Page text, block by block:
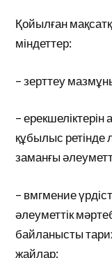
Қойылған
міндеттер:
– зерттеу
–
құбылыс ретінде л
заманғы
– вмгмение
әлеуметтік
байланысты
жайлар;